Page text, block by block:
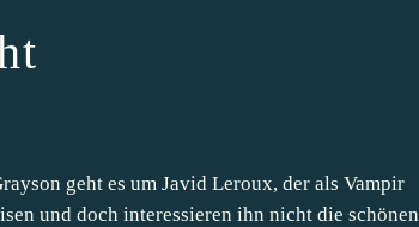
geht es um Javid Leroux, der als Vampir
und doch interessieren ihn nicht die schönen